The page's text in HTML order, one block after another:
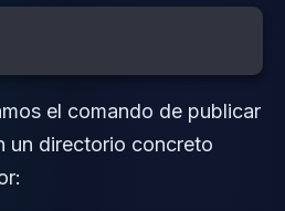
el comando de publicar
un directorio concreto